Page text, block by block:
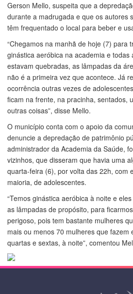
Gerson Mello, suspeita que a
durante a madrugada e que os autores
têm frequentado o local para beber e
“Chegamos na manhã de hoje (7) para
ginástica aeróbica na academia e
estavam quebradas, as lâmpadas da
não é a primeira vez que acontece. Já
ocorrência outras vezes de
ficam na frente, na pracinha, sentados,
outras coisas”, disse Mello.
O município conta com o apoio da
denuncie a depredação de patrimônio
administrador da Academia da Saúde,
vizinhos, que disseram que havia uma
quarta-feira (6), por volta das 22h, com
maioria, de adolescentes.
“Temos ginástica aeróbica à noite e
as lâmpadas de propósito, para
perigoso, pois tem bastante mulheres
mais ou menos 70 mulheres que fazem
quartas e sextas, à noite”, comentou